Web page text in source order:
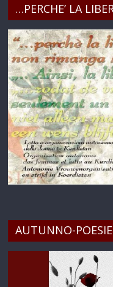
…PERCHE’ LA
AUTUNNO-POESIE